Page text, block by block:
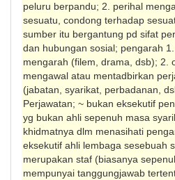
peluru ber­pandu; 2. perihal
sesuatu, condong terhadap
sumber itu bergantung pd sifat
dan hubungan sosial; pengarah
mengarah (filem, drama, dsb); 2.
mengawal atau mentadbirkan
(jabatan, syarikat, perbadanan,
Perjawatan; ~ bukan eksekutif
yg bukan ahli sepenuh masa
khidmatnya dlm mena­sihati
eksekutif ahli lembaga sesebuah
merupakan staf (biasanya
mempunyai tanggungjawab